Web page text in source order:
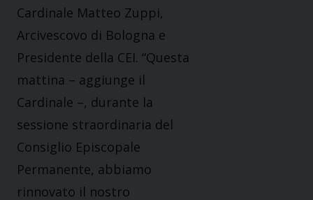
Cardinale Matteo Zuppi,
Arcivescovo di Bologna e
Presidente della CEI. “Questa
mattina – aggiunge il
Cardinale –, durante la
sessione straordinaria del
Consiglio Episcopale
Permanente, abbiamo
rinnovato il nostro